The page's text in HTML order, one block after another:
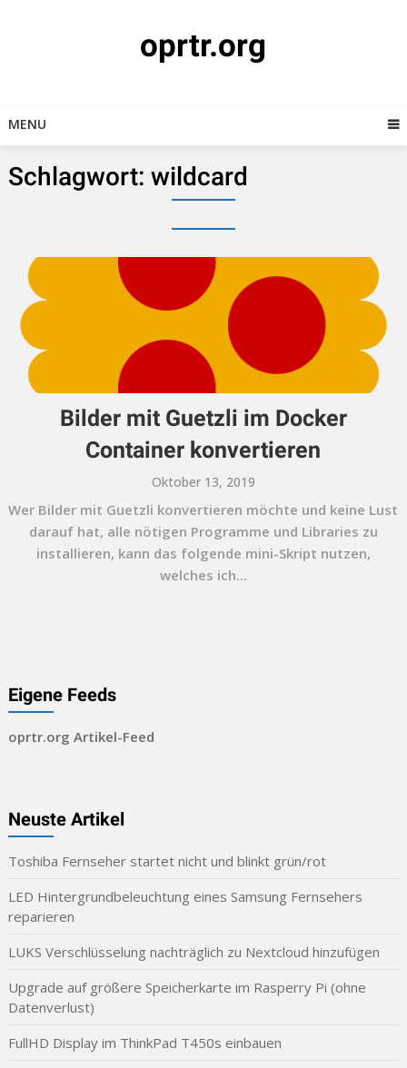
oprtr.org
MENU
Schlagwort: wildcard
Bilder mit Guetzli im Docker
Container konvertieren
Oktober 13, 2019
Wer Bilder mit Guetzli konvertieren möchte und keine Lust
darauf hat, alle nötigen Programme und Libraries zu
installieren, kann das folgende mini-Skript nutzen,
welches ich...
Eigene Feeds
oprtr.org Artikel-Feed
Neuste Artikel
Toshiba Fernseher startet nicht und blinkt grün/rot
LED Hintergrundbeleuchtung eines Samsung Fernsehers
reparieren
LUKS Verschlüsselung nachträglich zu Nextcloud hinzufügen
Upgrade auf größere Speicherkarte im Rasperry Pi (ohne
Datenverlust)
FullHD Display im ThinkPad T450s einbauen